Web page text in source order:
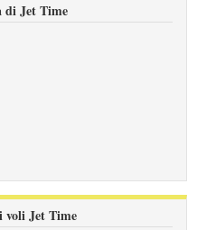
di Jet Time
voli Jet Time